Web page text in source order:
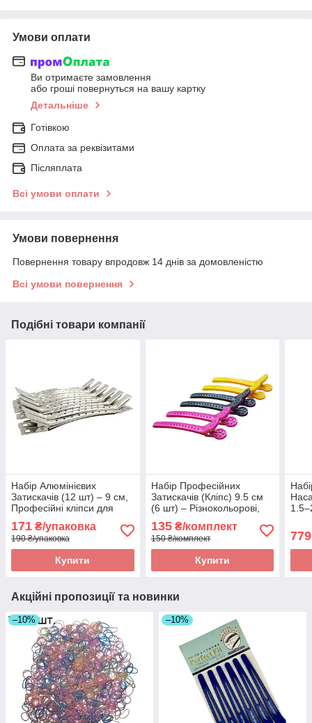
Умови оплати
Ви отримаєте замовлення
або гроші повернуться на вашу картку
Детальніше
Готівкою
Оплата за реквізитами
Післяплата
Всі умови оплати
Умови повернення
Повернення товару впродовж 14 днів за домовленістю
Всі умови повернення
Подібні товари компанії
​Набір Алюмінієвих
Затискачів (12 шт) – 9 см,
Професійні кліпси для
пасм. Арт.: 2345678
171 ₴/упаковка
190 ₴/упаковка
Купити
Набір Професійних
Затискачів (Кліпс) 9.5 см
(6 шт) – Різнокольорові,
фарбування. Арт.: 30245
135₴/комплект
150 ₴/комплект
Купити
(та
124
779
Акційні пропозиції та новинки
–10% –10%